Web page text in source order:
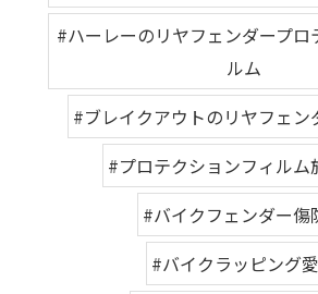
#ハーレーのリヤフェンダープロ
ルム
#ブレイクアウトのリヤフェン
#プロテクションフィルム
#バイクフェンダー傷
#バイクラッピング